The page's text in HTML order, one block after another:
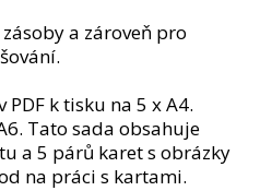
a zároveň pro
k tisku na 5 x A4.
Tato sada obsahuje
a 5 párů karet s obrázky
na práci s kartami.